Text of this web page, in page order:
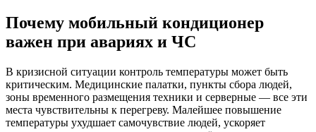
Почему мобильный кондиционер
важен при авариях и ЧС
В кризисной ситуации контроль температуры может быть
критическим. Медицинские палатки, пункты сбора людей,
зоны временного размещения техники и серверные — все эти
места чувствительны к перегреву. Малейшее повышение
температуры ухудшает самочувствие людей, ускоряет